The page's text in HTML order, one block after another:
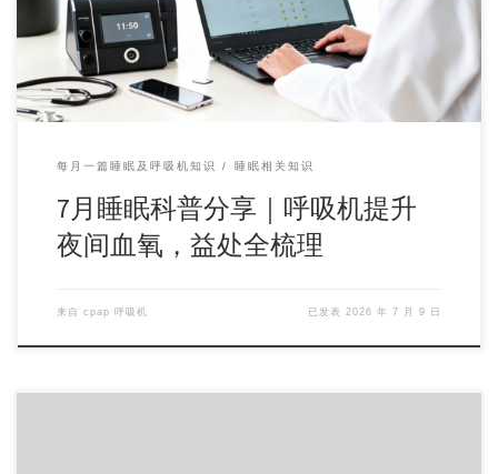
每月一篇睡眠及呼吸机知识 睡眠相关知识
7月睡眠科普分享｜呼吸机提升
夜间血氧，益处全梳理
来自 cpap 呼吸机 已发表 2026 年 7 月 9 日